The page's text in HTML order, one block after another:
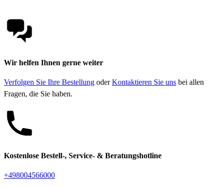
Wir helfen Ihnen gerne weiter
Verfolgen Sie Ihre Bestellung oderKontaktieren Sie uns bei allen
Fragen, die Sie haben.
Kostenlose Bestell-, Service- & Beratungshotline
+498004566000